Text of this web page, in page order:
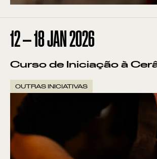
12—18JAN 2026
Curso de Iniciação à
OUTRAS INICIATIVAS